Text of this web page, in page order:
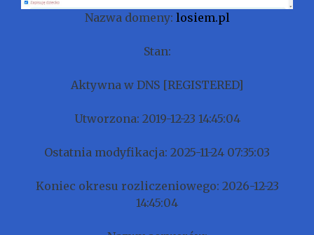
Nazwa domeny: losiem.pl
Stan:
Aktywna w DNS [REGISTERED]
Utworzona: 2019-12-23 14:45:04
Ostatnia modyfikacja: 2025-11-24 07:35:03
Koniec okresu rozliczeniowego: 2026-12-23
14:45:04